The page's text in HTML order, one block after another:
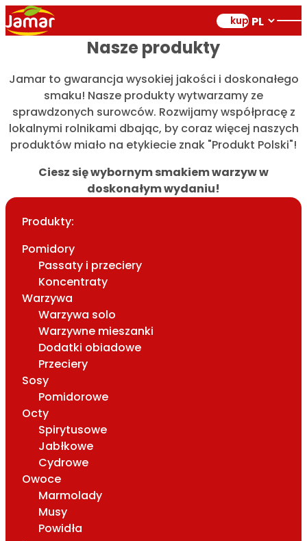
kup
Nasze produkty
Jamar to gwarancja wysokiej jakości i doskonałego
smaku! Nasze produkty wytwarzamy ze
sprawdzonych surowców. Rozwijamy współpracę z
lokalnymi rolnikami dbając, by coraz więcej naszych
produktów miało na etykiecie znak "Produkt Polski"!
Ciesz się wybornym smakiem warzyw w
doskonałym wydaniu!
Produkty:
Pomidory
Passaty i przeciery
Koncentraty
Warzywa
Warzywa solo
Warzywne mieszanki
Dodatki obiadowe
Przeciery
Sosy
Pomidorowe
Octy
Spirytusowe
Jabłkowe
Cydrowe
Owoce
Marmolady
Musy
Powidła